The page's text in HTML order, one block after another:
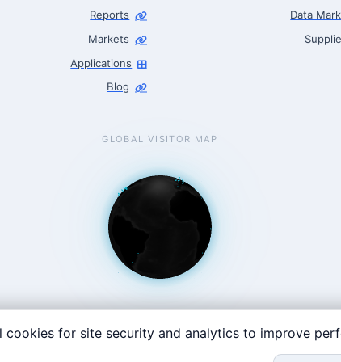
Data
Reports
Markets
Applications
Blog
GLOBAL VISITOR MAP
125 Western Ave, Allston, MA 02134 ·
cookies for site security and analytics to improve